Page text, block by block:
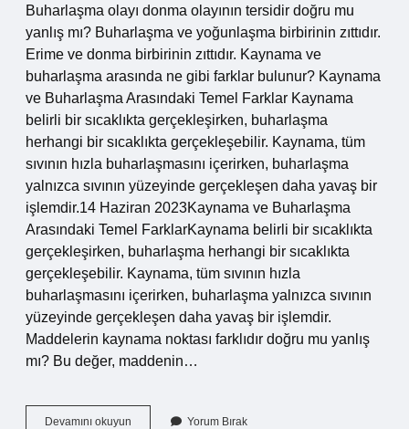
Buharlaşma olayı donma olayının tersidir doğru mu
yanlış mı? Buharlaşma ve yoğunlaşma birbirinin zıttıdır.
Erime ve donma birbirinin zıttıdır. Kaynama ve
buharlaşma arasında ne gibi farklar bulunur? Kaynama
ve Buharlaşma Arasındaki Temel Farklar Kaynama
belirli bir sıcaklıkta gerçekleşirken, buharlaşma
herhangi bir sıcaklıkta gerçekleşebilir. Kaynama, tüm
sıvının hızla buharlaşmasını içerirken, buharlaşma
yalnızca sıvının yüzeyinde gerçekleşen daha yavaş bir
işlemdir.14 Haziran 2023Kaynama ve Buharlaşma
Arasındaki Temel FarklarKaynama belirli bir sıcaklıkta
gerçekleşirken, buharlaşma herhangi bir sıcaklıkta
gerçekleşebilir. Kaynama, tüm sıvının hızla
buharlaşmasını içerirken, buharlaşma yalnızca sıvının
yüzeyinde gerçekleşen daha yavaş bir işlemdir.
Maddelerin kaynama noktası farklıdır doğru mu yanlış
mı? Bu değer, maddenin…
Devamını okuyun BuharlaşmaYorum Bırak